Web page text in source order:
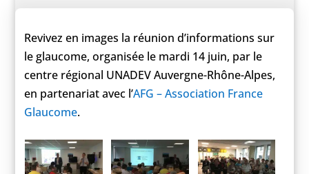
Revivez en images la réunion d’informations sur
le glaucome, organisée le mardi 14 juin, par le
centre régional UNADEV Auvergne-Rhône-Alpes,
en partenariat avec l’AFG – Association France
Glaucome.